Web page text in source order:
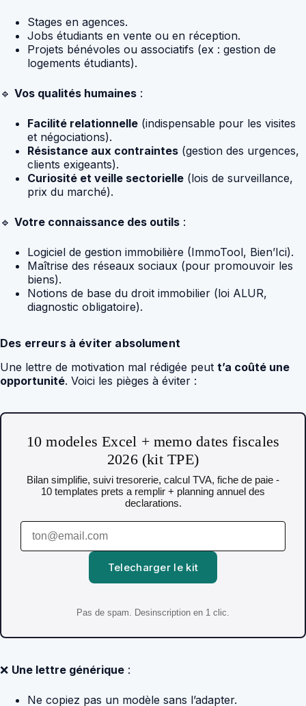
Stages en agences.
Jobs étudiants en vente ou en réception.
Projets bénévoles ou associatifs (ex : gestion de
logements étudiants).
🔹 Vos qualités humaines :
Facilité relationnelle (indispensable pour les visites
et négociations).
Résistance aux contraintes (gestion des urgences,
clients exigeants).
Curiosité et veille sectorielle (lois de surveillance,
prix du marché).
🔹 Votre connaissance des outils :
Logiciel de gestion immobilière (ImmoTool, Bien’Ici).
Maîtrise des réseaux sociaux (pour promouvoir les
biens).
Notions de base du droit immobilier (loi ALUR,
diagnostic obligatoire).
Des erreurs à éviter absolument
Une lettre de motivation mal rédigée peut t’a coûté une
opportunité. Voici les pièges à éviter :
10 modeles Excel + memo dates fiscales
2026 (kit TPE)
Bilan simplifie, suivi tresorerie, calcul TVA, fiche de paie -
10 templates prets a remplir + planning annuel des
declarations.
Telecharger le kit
Pas de spam. Desinscription en 1 clic.
❌ Une lettre générique :
Ne copiez pas un modèle sans l’adapter.